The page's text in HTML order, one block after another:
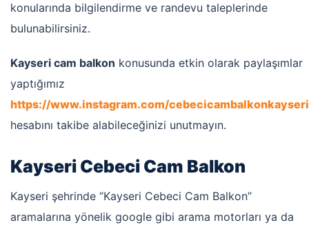
konularında bilgilendirme ve randevu taleplerinde
bulunabilirsiniz.
Kayseri cam balkon konusunda etkin olarak paylaşımlar
yaptığımız
https://www.instagram.com/
hesabını takibe alabileceğinizi unutmayın.
Kayseri Cebeci Cam Balkon
Kayseri şehrinde “Kayseri Cebeci Cam Balkon”
aramalarına yönelik google gibi arama motorları ya da